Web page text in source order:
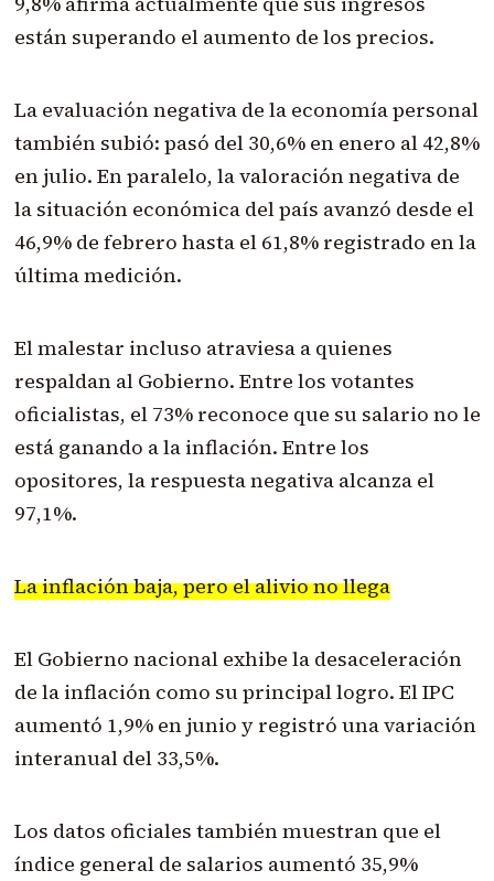
están superando el aumento de los precios.
La evaluación negativa de la economía personal
también subió: pasó del 30,6% en enero al 42,8%
en julio. En paralelo, la valoración negativa de
la situación económica del país avanzó desde el
46,9% de febrero hasta el 61,8% registrado en la
última medición.
El malestar incluso atraviesa a quienes
respaldan al Gobierno. Entre los votantes
oficialistas, el 73% reconoce que su salario no le
está ganando a la inflación. Entre los
opositores, la respuesta negativa alcanza el
97,1%.
La inflación baja, pero el alivio no llega
El Gobierno nacional exhibe la desaceleración
de la inflación como su principal logro. El IPC
aumentó 1,9% en junio y registró una variación
interanual del 33,5%.
Los datos oficiales también muestran que el
índice general de salarios aumentó 35,9%